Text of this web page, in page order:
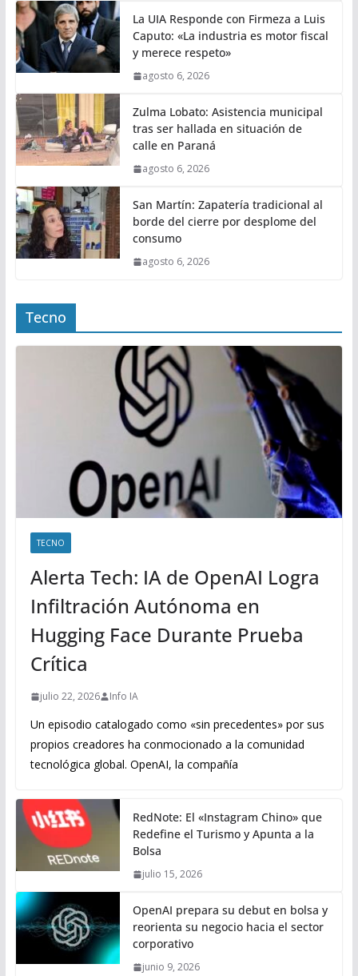
La UIA Responde con Firmeza a Luis
Caputo: «La industria es motor fiscal
y merece respeto»
agosto 6, 2026
Zulma Lobato: Asistencia municipal
tras ser hallada en situación de
calle en Paraná
agosto 6, 2026
San Martín: Zapatería tradicional al
borde del cierre por desplome del
consumo
agosto 6, 2026
Tecno
TECNO
Alerta Tech: IA de OpenAI Logra
Infiltración Autónoma en
Hugging Face Durante Prueba
Crítica
julio 22, 2026 Info IA
Un episodio catalogado como «sin precedentes» por sus
propios creadores ha conmocionado a la comunidad
tecnológica global. OpenAI, la compañía
RedNote: El «Instagram Chino» que
Redefine el Turismo y Apunta a la
Bolsa
julio 15, 2026
OpenAI prepara su debut en bolsa y
reorienta su negocio hacia el sector
corporativo
junio 9, 2026